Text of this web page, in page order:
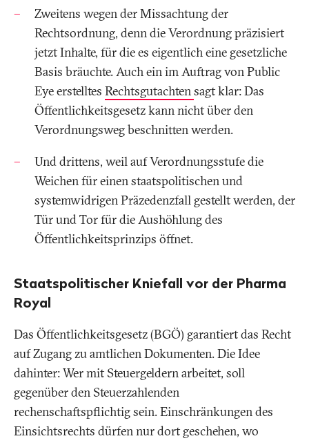
Zweitens wegen der Missachtung der
Rechtsordnung, denn die Verordnung präzisiert
jetzt Inhalte, für die es eigentlich eine gesetzliche
Basis bräuchte. Auch ein im Auftrag von Public
Eye erstelltes Rechtsgutachtensagt klar: Das
Öffentlichkeitsgesetz kann nicht über den
Verordnungsweg beschnitten werden.
Und drittens, weil auf Verordnungsstufe die
Weichen für einen staatspolitischen und
systemwidrigen Präzedenzfall gestellt werden, der
Tür und Tor für die Aushöhlung des
Öffentlichkeitsprinzips öffnet.
Staatspolitischer Kniefall vor der Pharma
Royal
Das Öffentlichkeitsgesetz (BGÖ) garantiert das Recht
auf Zugang zu amtlichen Dokumenten. Die Idee
dahinter: Wer mit Steuergeldern arbeitet, soll
gegenüber den Steuerzahlenden
rechenschaftspflichtig sein. Einschränkungen des
Einsichtsrechts dürfen nur dort geschehen, wo